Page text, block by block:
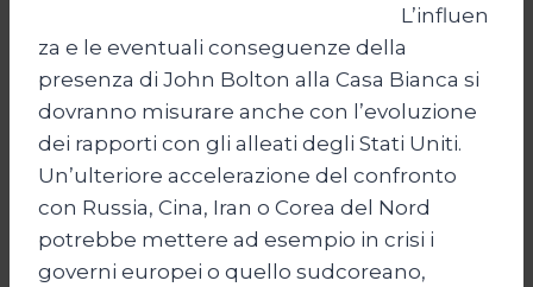
L’influen
za e le eventuali conseguenze della
presenza di John Bolton alla Casa Bianca si
dovranno misurare anche con l’evoluzione
dei rapporti con gli alleati degli Stati Uniti.
Un’ulteriore accelerazione del confronto
con Russia, Cina, Iran o Corea del Nord
potrebbe mettere ad esempio in crisi i
governi europei o quello sudcoreano,